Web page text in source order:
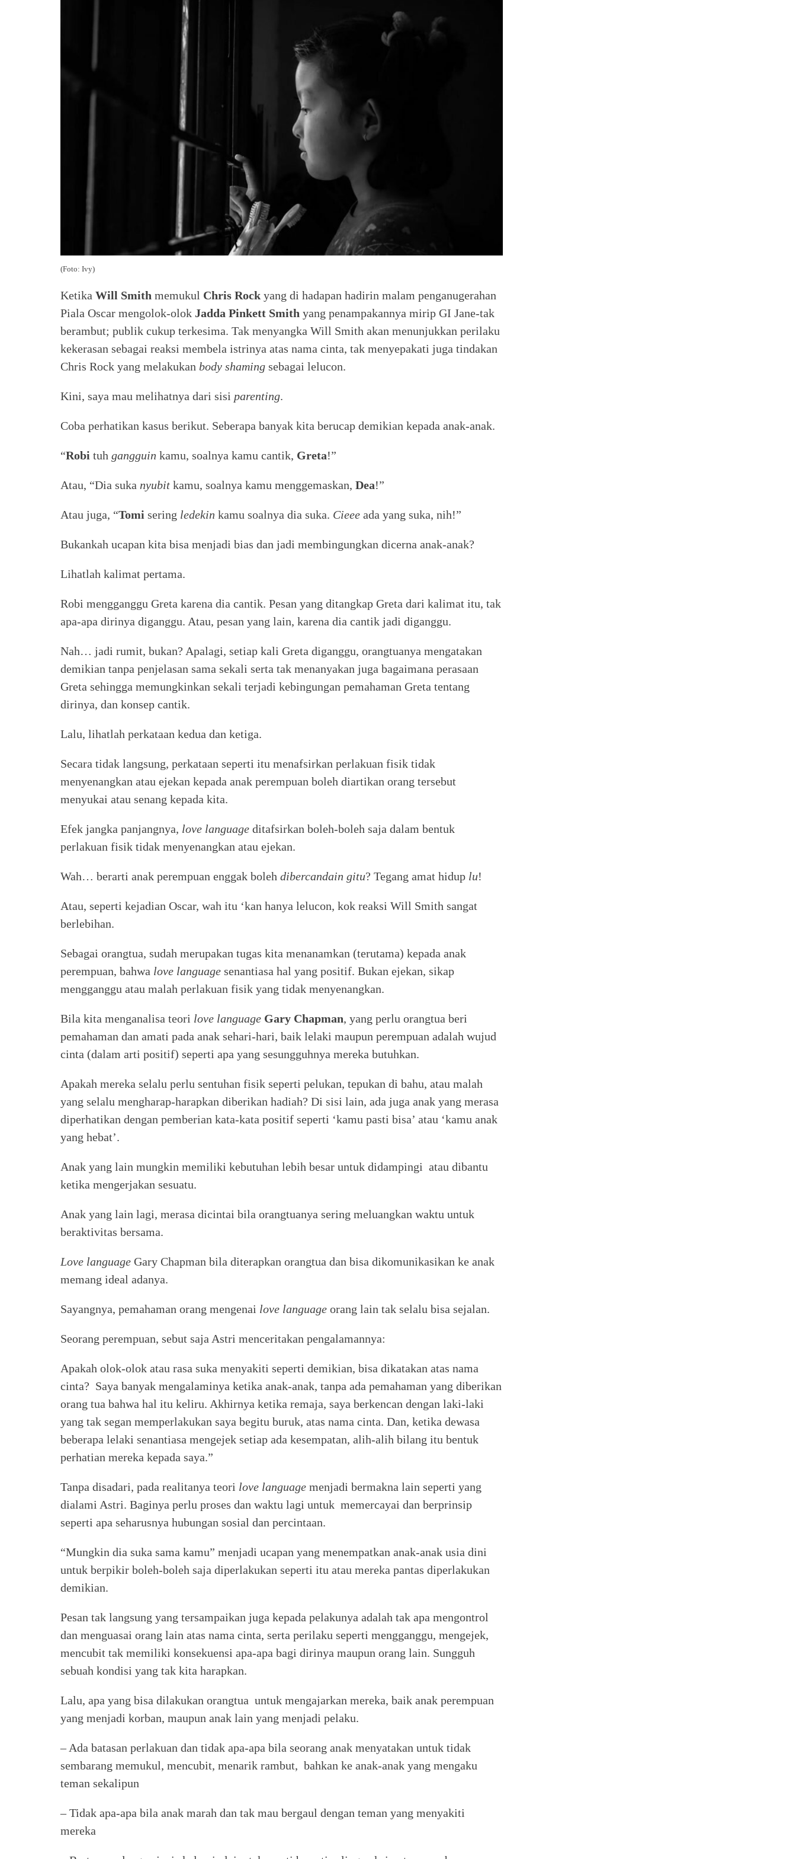
(Foto: Ivy)
Ketika Will Smith memukul Chris Rock yang di hadapan hadirin malam penganugerahan
Piala Oscar mengolok-olok Jadda Pinkett Smith yang penampakannya mirip GI Jane-tak
berambut; publik cukup terkesima. Tak menyangka Will Smith akan menunjukkan perilaku
kekerasan sebagai reaksi membela istrinya atas nama cinta, tak menyepakati juga tindakan
Chris Rock yang melakukan body shaming sebagai lelucon.
Kini, saya mau melihatnya dari sisi parenting.
Coba perhatikan kasus berikut. Seberapa banyak kita berucap demikian kepada anak-anak.
“Robi tuh gangguin kamu, soalnya kamu cantik, Greta!”
Atau, “Dia suka nyubit kamu, soalnya kamu menggemaskan, Dea!”
Atau juga, “Tomi sering ledekin kamu soalnya dia suka. Cieee ada yang suka, nih!”
Bukankah ucapan kita bisa menjadi bias dan jadi membingungkan dicerna anak-anak?
Lihatlah kalimat pertama.
Robi mengganggu Greta karena dia cantik. Pesan yang ditangkap Greta dari kalimat itu, tak
apa-apa dirinya diganggu. Atau, pesan yang lain, karena dia cantik jadi diganggu.
Nah… jadi rumit, bukan? Apalagi, setiap kali Greta diganggu, orangtuanya mengatakan
demikian tanpa penjelasan sama sekali serta tak menanyakan juga bagaimana perasaan
Greta sehingga memungkinkan sekali terjadi kebingungan pemahaman Greta tentang
dirinya, dan konsep cantik.
Lalu, lihatlah perkataan kedua dan ketiga.
Secara tidak langsung, perkataan seperti itu menafsirkan perlakuan fisik tidak
menyenangkan atau ejekan kepada anak perempuan boleh diartikan orang tersebut
menyukai atau senang kepada kita.
Efek jangka panjangnya, love language ditafsirkan boleh-boleh saja dalam bentuk
perlakuan fisik tidak menyenangkan atau ejekan.
Wah… berarti anak perempuan enggak boleh dibercandain gitu? Tegang amat hidup lu!
Atau, seperti kejadian Oscar, wah itu ‘kan hanya lelucon, kok reaksi Will Smith sangat
berlebihan.
Sebagai orangtua, sudah merupakan tugas kita menanamkan (terutama) kepada anak
perempuan, bahwa love language senantiasa hal yang positif. Bukan ejekan, sikap
mengganggu atau malah perlakuan fisik yang tidak menyenangkan.
Bila kita menganalisa teori love language Gary Chapman, yang perlu orangtua beri
pemahaman dan amati pada anak sehari-hari, baik lelaki maupun perempuan adalah wujud
cinta (dalam arti positif) seperti apa yang sesungguhnya mereka butuhkan.
Apakah mereka selalu perlu sentuhan fisik seperti pelukan, tepukan di bahu, atau malah
yang selalu mengharap-harapkan diberikan hadiah? Di sisi lain, ada juga anak yang merasa
diperhatikan dengan pemberian kata-kata positif seperti ‘kamu pasti bisa’ atau ‘kamu anak
yang hebat’.
Anak yang lain mungkin memiliki kebutuhan lebih besar untuk didampingi atau dibantu
ketika mengerjakan sesuatu.
Anak yang lain lagi, merasa dicintai bila orangtuanya sering meluangkan waktu untuk
beraktivitas bersama.
Love language Gary Chapman bila diterapkan orangtua dan bisa dikomunikasikan ke anak
memang ideal adanya.
Sayangnya, pemahaman orang mengenai love language orang lain tak selalu bisa sejalan.
Seorang perempuan, sebut saja Astri menceritakan pengalamannya:
Apakah olok-olok atau rasa suka menyakiti seperti demikian, bisa dikatakan atas nama
cinta? Saya banyak mengalaminya ketika anak-anak, tanpa ada pemahaman yang diberikan
orang tua bahwa hal itu keliru. Akhirnya ketika remaja, saya berkencan dengan laki-laki
yang tak segan memperlakukan saya begitu buruk, atas nama cinta. Dan, ketika dewasa
beberapa lelaki senantiasa mengejek setiap ada kesempatan, alih-alih bilang itu bentuk
perhatian mereka kepada saya.”
Tanpa disadari, pada realitanya teori love language menjadi bermakna lain seperti yang
dialami Astri. Baginya perlu proses dan waktu lagi untuk memercayai dan berprinsip
seperti apa seharusnya hubungan sosial dan percintaan.
“Mungkin dia suka sama kamu” menjadi ucapan yang menempatkan anak-anak usia dini
untuk berpikir boleh-boleh saja diperlakukan seperti itu atau mereka pantas diperlakukan
demikian.
Pesan tak langsung yang tersampaikan juga kepada pelakunya adalah tak apa mengontrol
dan menguasai orang lain atas nama cinta, serta perilaku seperti mengganggu, mengejek,
mencubit tak memiliki konsekuensi apa-apa bagi dirinya maupun orang lain. Sungguh
sebuah kondisi yang tak kita harapkan.
Lalu, apa yang bisa dilakukan orangtua untuk mengajarkan mereka, baik anak perempuan
yang menjadi korban, maupun anak lain yang menjadi pelaku.
– Ada batasan perlakuan dan tidak apa-apa bila seorang anak menyatakan untuk tidak
sembarang memukul, mencubit, menarik rambut, bahkan ke anak-anak yang mengaku
teman sekalipun
– Tidak apa-apa bila anak marah dan tak mau bergaul dengan teman yang menyakiti
mereka